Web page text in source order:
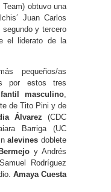
Team) obtuvo una
Juan Carlos
y tercero
el liderato de la
pequeños/as
por estos tres
masculino
de Tito Pini y de
Álvarez (CDC
Barriga (UC
alevines doblete
y Andrés
Rodríguez
Amaya Cuesta